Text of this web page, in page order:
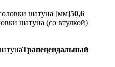
шатуна [мм]50,6
шатуна (со втулкой)
Трапецеидальный